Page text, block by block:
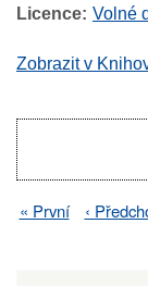
Licence Volné
Zobrazit v
First
« První
Previous
‹